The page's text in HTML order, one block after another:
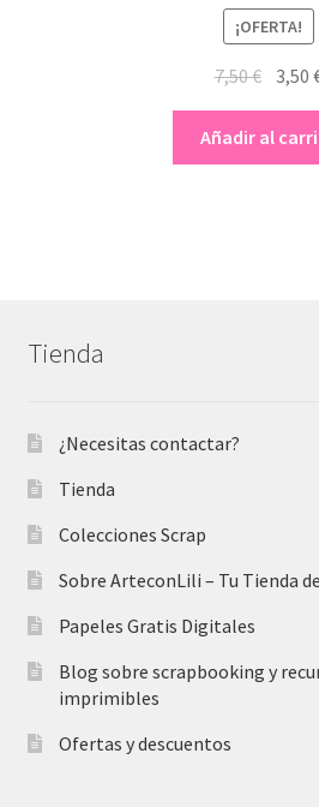
¡OFERTA!
7,50€ El
era:
3,50
Añadir al
Tienda
¿Necesitas contactar?
Tienda
Colecciones Scrap
Sobre ArteconLili – Tu Tienda
Papeles Gratis Digitales
Blog sobre scrapbooking y
imprimibles
Ofertas y descuentos